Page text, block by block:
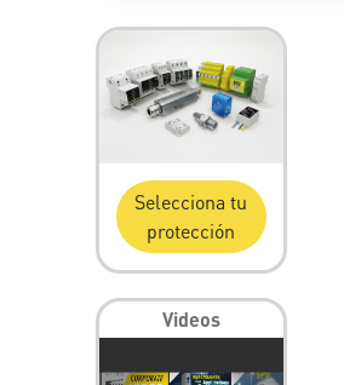
Selecciona tu
protección
Videos